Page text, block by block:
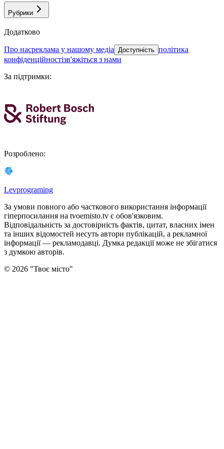
Рубрики
Додатково
про насреклама у нашому медіа Доступність політика
конфіденційностізв'яжіться з нами
За підтримки:
Розроблено:
Levprograming
За умови повного або часткового використання iнформацiї
гіперпосилання на tvoemisto.tv є обов'язковим.
Відповідальність за достовірність фактів, цитат, власних імен
та інших відомостей несуть автори публікацій, а рекламної
інформації — рекламодавці. Думка редакцiї може не збiгатися
з думкою авторiв.
© 2026 "Твоє місто"